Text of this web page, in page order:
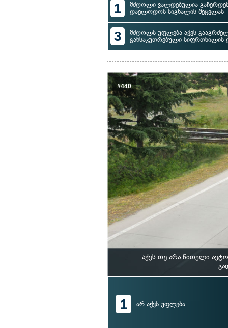
1
მძღოლი ვალდებულია
დაელოდოს სიგნალის შეცვლას
3
მძღოლს უფლება აქვს
განსაკუთრებული სიფრთხილის
#440
აქვს თუ არა წითელი
1 არ აქვს უფლება